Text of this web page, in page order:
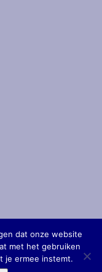
dat onze website
met het gebruiken
je ermee instemt.